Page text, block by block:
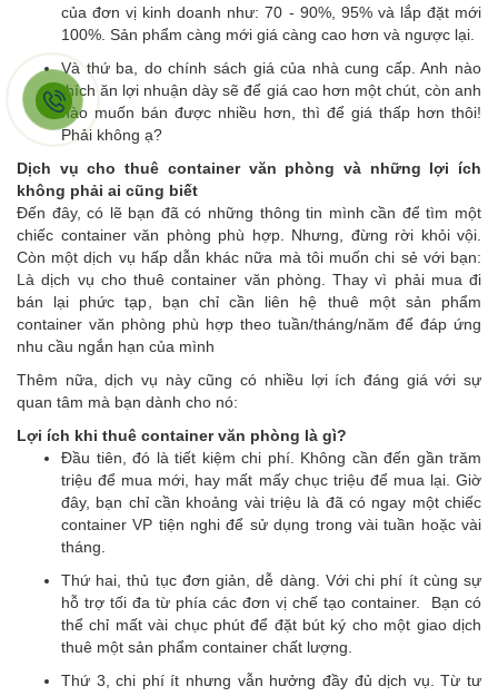
của đơn vị kinh doanh như: 70 - 90%, 95% và lắp đặt mới
100%. Sản phẩm càng mới giá càng cao hơn và ngược lại.
Và thứ ba, do chính sách giá của nhà cung cấp. Anh nào
thích ăn lợi nhuận dày sẽ để giá cao hơn một chút, còn anh
nào muốn bán được nhiều hơn, thì để giá thấp hơn thôi!
Phải không ạ?
Dịch vụ cho thuê container văn phòng và những lợi ích
không phải ai cũng biết
Đến đây, có lẽ bạn đã có những thông tin mình cần để tìm một
chiếc container văn phòng phù hợp. Nhưng, đừng rời khỏi vội.
Còn một dịch vụ hấp dẫn khác nữa mà tôi muốn chi sẻ với bạn:
Là dịch vụ cho thuê container văn phòng. Thay vì phải mua đi
bán lại phức tạp, bạn chỉ cần liên hệ thuê một sản phẩm
container văn phòng phù hợp theo tuần/tháng/năm để đáp ứng
nhu cầu ngắn hạn của mình
Thêm nữa, dịch vụ này cũng có nhiều lợi ích đáng giá với sự
quan tâm mà bạn dành cho nó:
Lợi ích khi thuê container văn phòng là gì?
Đầu tiên, đó là tiết kiệm chi phí. Không cần đến gần trăm
triệu để mua mới, hay mất mấy chục triệu để mua lại. Giờ
đây, bạn chỉ cần khoảng vài triệu là đã có ngay một chiếc
container VP tiện nghi để sử dụng trong vài tuần hoặc vài
tháng.
Thứ hai, thủ tục đơn giản, dễ dàng. Với chi phí ít cùng sự
hỗ trợ tối đa từ phía các đơn vị chế tạo container. Bạn có
thể chỉ mất vài chục phút để đặt bút ký cho một giao dịch
thuê một sản phẩm container chất lượng.
Thứ 3, chi phí ít nhưng vẫn hưởng đầy đủ dịch vụ. Từ tư